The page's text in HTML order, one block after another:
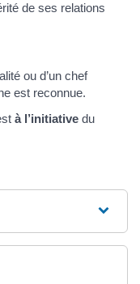
de ses relations
ou d’un chef
est reconnue.
à l’initiative du